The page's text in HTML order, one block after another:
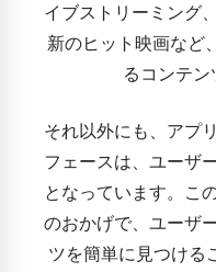
イブストリーミング
新のヒット映画など
るコンテン
それ以外にも、アプ
フェースは、ユーザ
となっています。こ
のおかげで、ユーザ
ツを簡単に見つける